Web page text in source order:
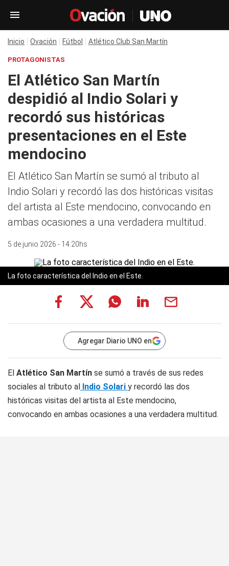
Inicio Ovación Fútbol Atlético Club San Martín
PROTAGONISTAS
El Atlético San Martín
despidió al Indio Solari y
recordó sus históricas
presentaciones en el Este
mendocino
El Atlético San Martín se sumó al tributo al
Indio Solari y recordó las dos históricas visitas
del artista al Este mendocino, convocando en
ambas ocasiones a una verdadera multitud.
5 de junio 2026 - 14:20hs
La foto característica del Indio en el Este.
Agregar Diario UNO en
El Atlético San Martín se sumó a través de sus redes
sociales al tributo al Indio Solari y recordó las dos
históricas visitas del artista al Este mendocino,
convocando en ambas ocasiones a una verdadera multitud.